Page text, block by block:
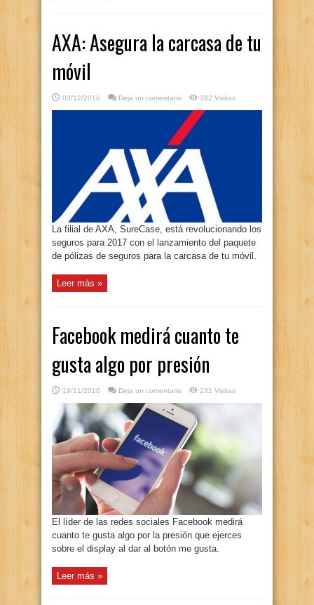
AXA: Asegura la carcasa de tu
móvil
03/12/2016 Deja un comentario 382 Visitas
La filial de AXA, SureCase, está revolucionando los
seguros para 2017 con el lanzamiento del paquete
de pólizas de seguros para la carcasa de tu móvil.
Leer más »
Facebook medirá cuanto te
gusta algo por presión
19/11/2016 Deja un comentario 231 Visitas
El líder de las redes sociales Facebook medirá
cuanto te gusta algo por la presión que ejerces
sobre el display al dar al botón me gusta.
Leer más »